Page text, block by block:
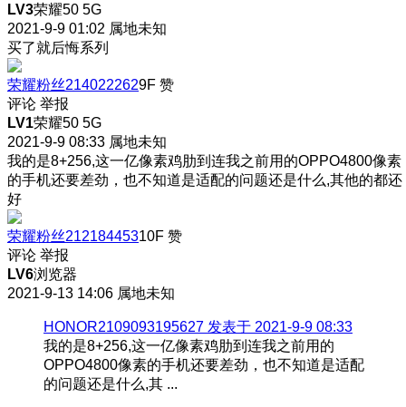
LV3荣耀50 5G
2021-9-9 01:02 属地未知
买了就后悔系列
荣耀粉丝2140222629F 赞
评论 举报
LV1荣耀50 5G
2021-9-9 08:33 属地未知
我的是8+256,这一亿像素鸡肋到连我之前用的OPPO4800像素
的手机还要差劲，也不知道是适配的问题还是什么,其他的都还
好
荣耀粉丝21218445310F 赞
评论 举报
LV6浏览器
2021-9-13 14:06 属地未知
HONOR2109093195627 发表于 2021-9-9 08:33
我的是8+256,这一亿像素鸡肋到连我之前用的
OPPO4800像素的手机还要差劲，也不知道是适配
的问题还是什么,其 ...